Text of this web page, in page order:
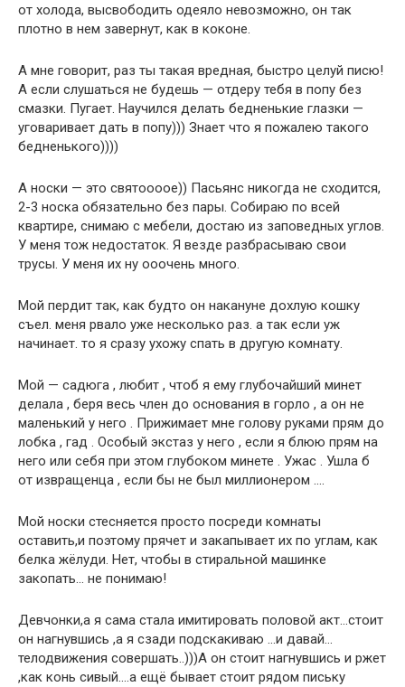
от холода, высвободить одеяло невозможно, он так
плотно в нем завернут, как в коконе.
А мне говорит, раз ты такая вредная, быстро целуй писю!
А если слушаться не будешь — отдеру тебя в попу без
смазки. Пугает. Научился делать бедненькие глазки —
уговаривает дать в попу))) Знает что я пожалею такого
бедненького))))
А носки — это святоооое)) Пасьянс никогда не сходится,
2-3 носка обязательно без пары. Собираю по всей
квартире, снимаю с мебели, достаю из заповедных углов.
У меня тож недостаток. Я везде разбрасываю свои
трусы. У меня их ну ооочень много.
Мой пердит так, как будто он накануне дохлую кошку
съел. меня рвало уже несколько раз. а так если уж
начинает. то я сразу ухожу спать в другую комнату.
Мой — садюга , любит , чтоб я ему глубочайший минет
делала , беря весь член до основания в горло , а он не
маленький у него . Прижимает мне голову руками прям до
лобка , гад . Особый экстаз у него , если я блюю прям на
него или себя при этом глубоком минете . Ужас . Ушла б
от извращенца , если бы не был миллионером ….
Мой носки стесняется просто посреди комнаты
оставить,и поэтому прячет и закапывает их по углам, как
белка жёлуди. Нет, чтобы в стиральной машинке
закопать… не понимаю!
Девчонки,а я сама стала имитировать половой акт…стоит
он нагнувшись ,а я сзади подскакиваю …и давай…
телодвижения совершать..)))А он стоит нагнувшись и ржет
,как конь сивый….а ещё бывает стоит рядом письку